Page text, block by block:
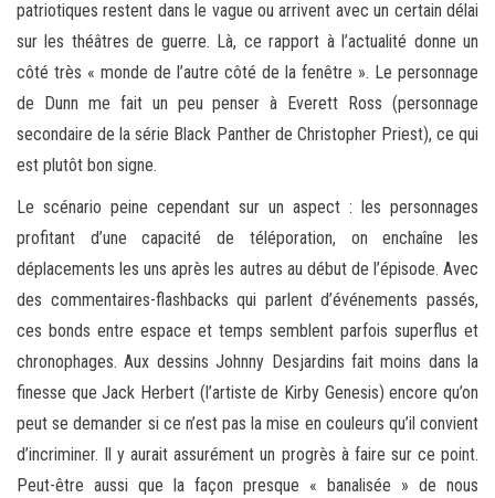
patriotiques restent dans le vague ou arrivent avec un certain délai
sur les théâtres de guerre. Là, ce rapport à l’actualité donne un
côté très « monde de l’autre côté de la fenêtre ». Le personnage
de Dunn me fait un peu penser à Everett Ross (personnage
secondaire de la série Black Panther de Christopher Priest), ce qui
est plutôt bon signe.
Le scénario peine cependant sur un aspect : les personnages
profitant d’une capacité de téléporation, on enchaîne les
déplacements les uns après les autres au début de l’épisode. Avec
des commentaires-flashbacks qui parlent d’événements passés,
ces bonds entre espace et temps semblent parfois superflus et
chronophages. Aux dessins Johnny Desjardins fait moins dans la
finesse que Jack Herbert (l’artiste de Kirby Genesis) encore qu’on
peut se demander si ce n’est pas la mise en couleurs qu’il convient
d’incriminer. Il y aurait assurément un progrès à faire sur ce point.
Peut-être aussi que la façon presque « banalisée » de nous